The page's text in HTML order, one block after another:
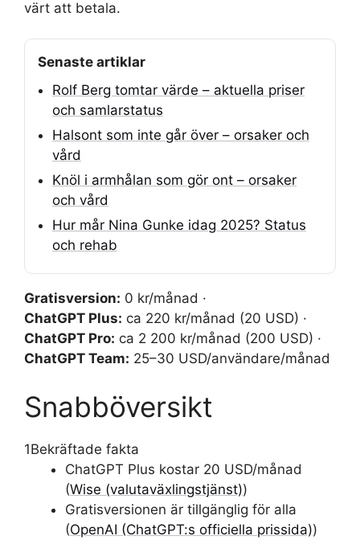
värt att betala.
Senaste artiklar
Rolf Berg tomtar värde – aktuella priser
och samlarstatus
Halsont som inte går över – orsaker och
vård
Knöl i armhålan som gör ont – orsaker
och vård
Hur mår Nina Gunke idag 2025? Status
och rehab
Gratisversion: 0 kr/månad ·
ChatGPT Plus: ca 220 kr/månad (20 USD) ·
ChatGPT Pro: ca 2 200 kr/månad (200 USD) ·
ChatGPT Team: 25–30 USD/användare/månad
Snabböversikt
1Bekräftade fakta
ChatGPT Plus kostar 20 USD/månad
(Wise (valutaväxlingstjänst))
Gratisversionen är tillgänglig för alla
(OpenAI (ChatGPT:s officiella prissida))